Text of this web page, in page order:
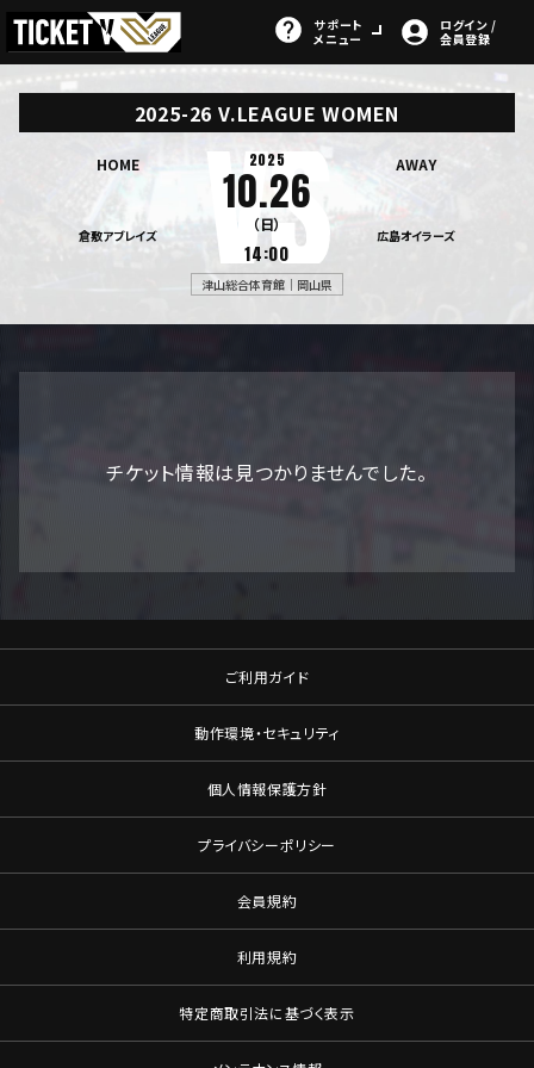
サポート
メニュー
ログイン /
会員登録
2025-26 V.LEAGUE WOMEN
HOME
倉敷アブレイズ
2025
10.26
（日）
14:00
AWAY
広島オイラーズ
津山総合体育館｜岡山県
チケット情報は見つかりませんでした。
ご利用ガイド
動作環境・セキュリティ
個人情報保護方針
プライバシーポリシー
会員規約
利用規約
特定商取引法に基づく表示